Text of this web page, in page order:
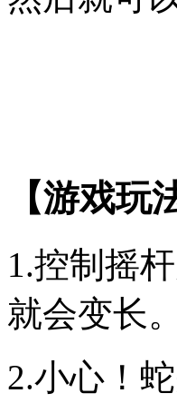
【游戏玩
1.控制摇
就会变长。
2.小心！